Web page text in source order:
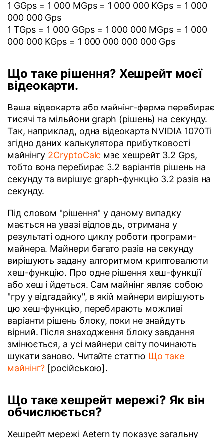
1 GGps = 1 000 MGps = 1 000 000 KGps = 1 000
000 000 Gps
1 TGps = 1 000 GGps = 1 000 000 MGps = 1 000
000 000 KGps = 1 000 000 000 000 Gps
Що таке рішення? Хешрейт моєї
відеокарти.
Ваша відеокарта або майнінг-ферма перебирає
тисячі та мільйони graph (рішень) на секунду.
Так, наприклад, одна відеокарта NVIDIA 1070Ti
згідно даних калькулятора прибутковості
майнінгу 2CryptoCalc має хешрейт 3.2 Gps,
тобто вона перебирає 3.2 варіантів рішень на
секунду та вирішує graph-функцію 3.2 разів на
секунду.
Під словом "рішення" у даному випадку
мається на увазі відповідь, отримана у
результаті одного циклу роботи програми-
майнера. Майнери багато разів на секунду
вирішують задану алгоритмом криптовалюти
хеш-функцію. Про одне рішення хеш-функції
або хеш і йдеться. Сам майнінг являє собою
"гру у відгадайку", в якій майнери вирішують
цю хеш-функцію, перебирають можливі
варіанти рішень блоку, поки не знайдуть
вірний. Після знаходження блоку завдання
змінюється, а усі майнери світу починають
шукати заново. Читайте статтю Що таке
майнінг? [російською].
Що таке хешрейт мережі? Як він
обчислюється?
Хешрейт мережі Aeternity показує загальну